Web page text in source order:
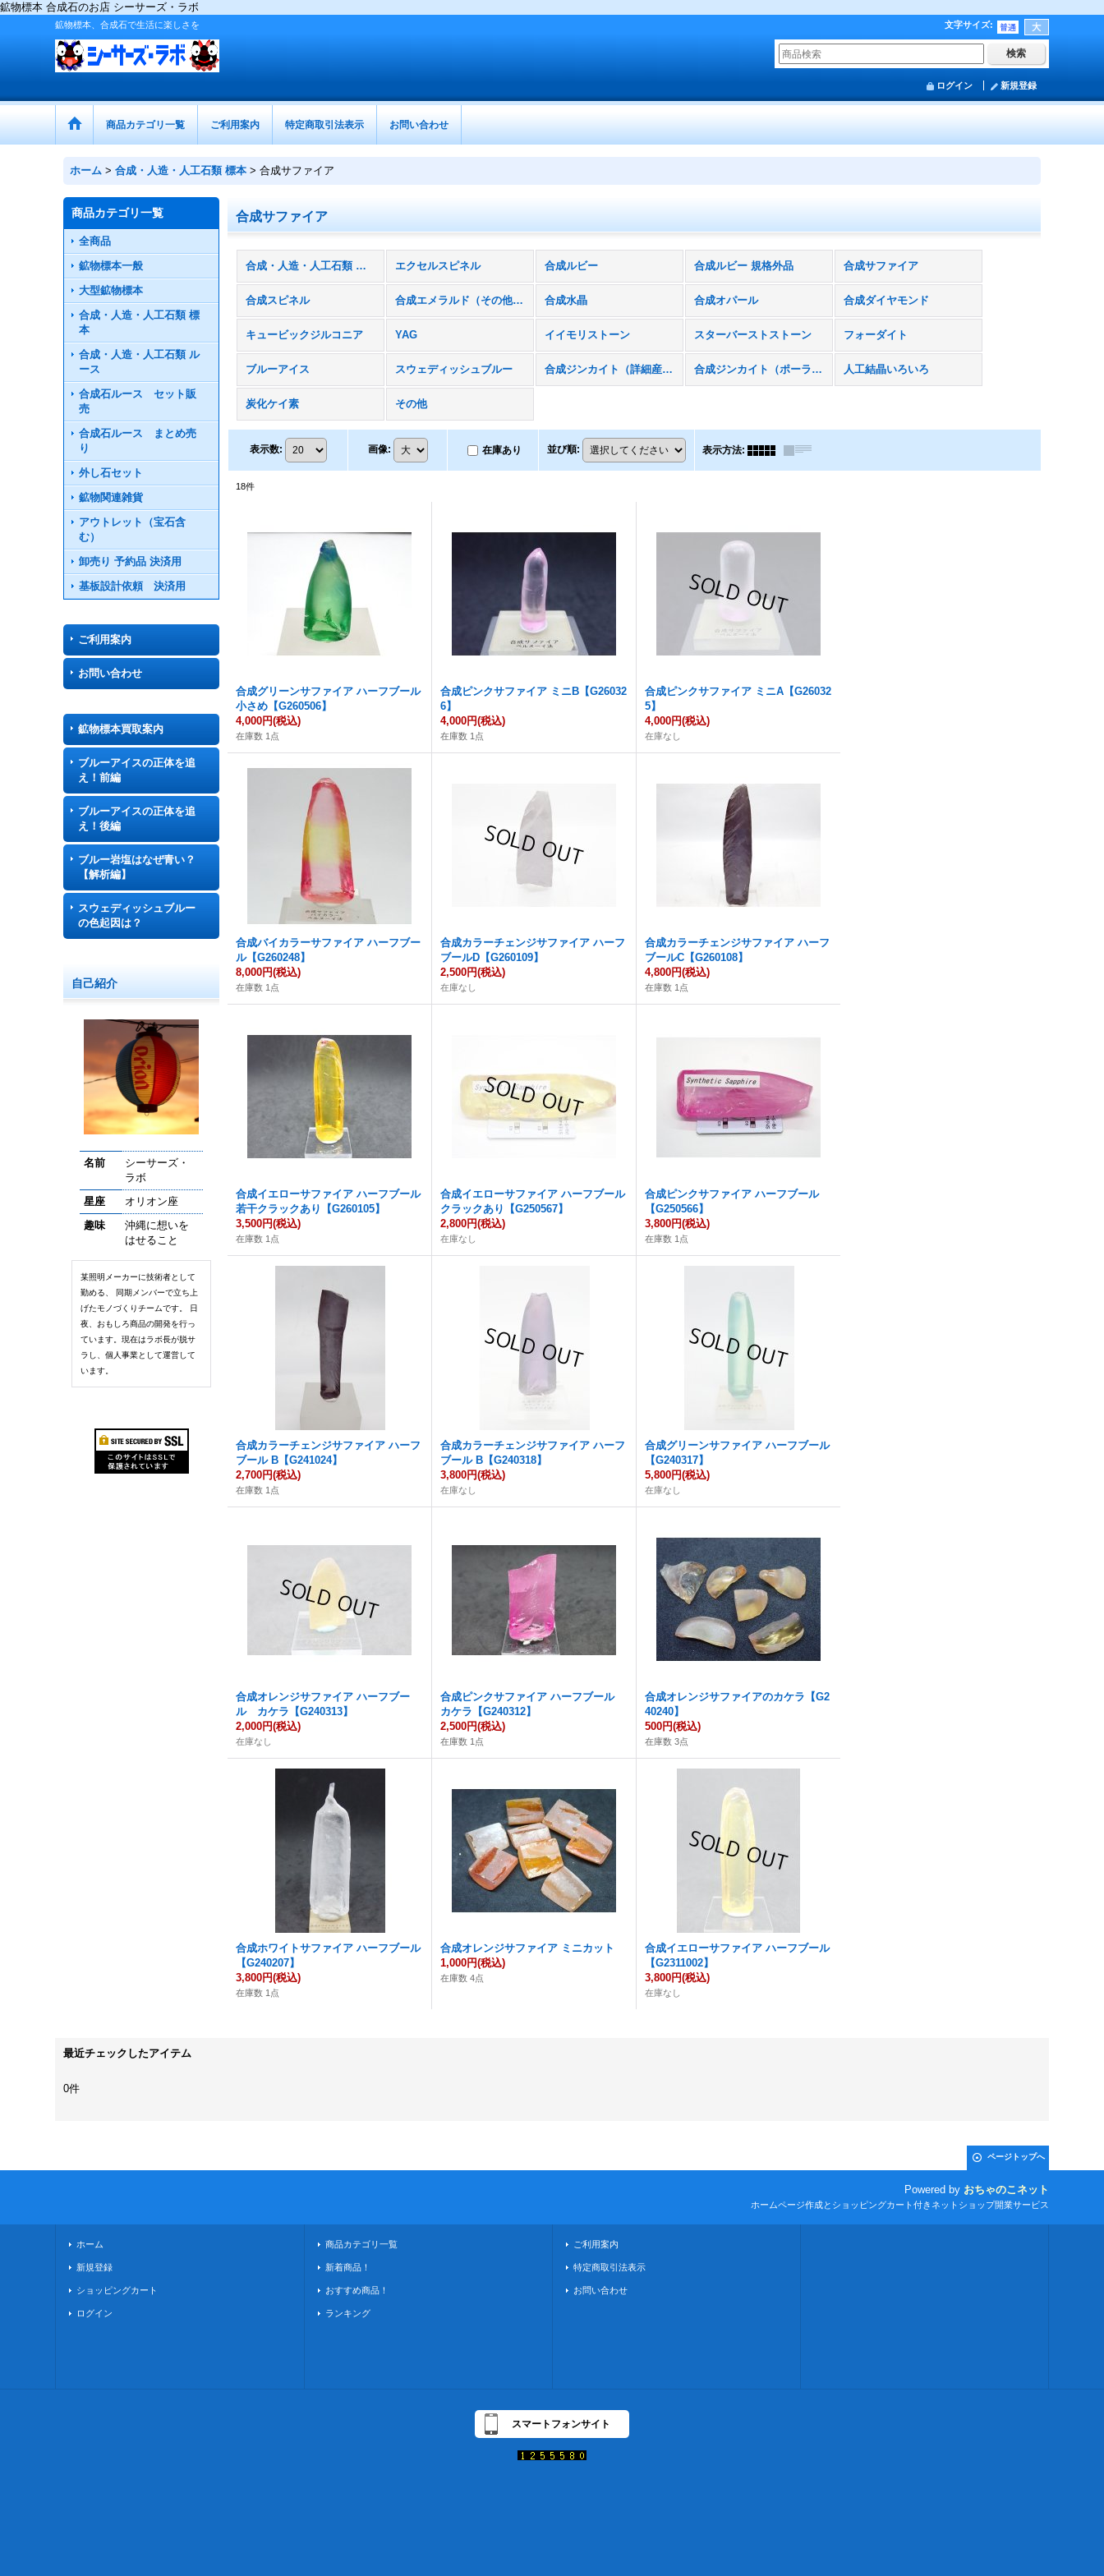
鉱物標本 合成石のお店 シーサーズ・ラボ
鉱物標本、合成石で生活に楽しさを 文字サイズ:
ログイン 新規登録
商品カテゴリ一覧 ご利用案内 特定商取引法表示 お問い合わせ
ホーム > 合成・人造・人工石類 標本 > 合成サファイア
商品カテゴリ一覧
全商品
鉱物標本一般
大型鉱物標本
合成・人造・人工石類 標
本
合成・人造・人工石類 ル
ース
合成石ルース セット販
売
合成石ルース まとめ売
り
外し石セット
鉱物関連雑貨
アウトレット（宝石含
む）
卸売り 予約品 決済用
基板設計依頼 決済用
ご利用案内
お問い合わせ
鉱物標本買取案内
ブルーアイスの正体を追
え！前編
ブルーアイスの正体を追
え！後編
ブルー岩塩はなぜ青い？
【解析編】
スウェディッシュブルー
の色起因は？
自己紹介
名前
シーサーズ・
ラボ
星座
オリオン座
趣味
沖縄に想いを
はせること
某照明メーカーに技術者として
勤める、 同期メンバーで立ち上
げたモノづくりチームです。 日
夜、おもしろ商品の開発を行っ
ています。現在はラボ長が脱サ
ラし、個人事業として運営して
います。
合成サファイア
合成・人造・人工石類 標本 (全商品) エクセルスピネル 合成ルビー 合成ルビー 規格外品 合成サファイア
合成スピネル 合成エメラルド（その他ベリル含む） 合成水晶 合成オパール 合成ダイヤモンド
キュービックジルコニア YAG イイモリストーン スターバーストストーン フォーダイト
ブルーアイス スウェディッシュブルー 合成ジンカイト（詳細産地不明） 合成ジンカイト（ポーランド産） 人工結晶いろいろ
炭化ケイ素 その他
表示数: 画像: 在庫あり 並び順: 表示方法:
18件
合成グリーンサファイア ハーフブール
小さめ【G260506】
4,000円(税込)
在庫数 1点
合成ピンクサファイア ミニB【G26032
6】
4,000円(税込)
在庫数 1点
合成ピンクサファイア ミニA【G26032
5】
4,000円(税込)
在庫なし
合成バイカラーサファイア ハーフブー
ル【G260248】
8,000円(税込)
在庫数 1点
合成カラーチェンジサファイア ハーフ
ブールD【G260109】
2,500円(税込)
在庫なし
合成カラーチェンジサファイア ハーフ
ブールC【G260108】
4,800円(税込)
在庫数 1点
合成イエローサファイア ハーフブール
若干クラックあり【G260105】
3,500円(税込)
在庫数 1点
合成イエローサファイア ハーフブール
クラックあり【G250567】
2,800円(税込)
在庫なし
合成ピンクサファイア ハーフブール
【G250566】
3,800円(税込)
在庫数 1点
合成カラーチェンジサファイア ハーフ
ブール B【G241024】
2,700円(税込)
在庫数 1点
合成カラーチェンジサファイア ハーフ
ブール B【G240318】
3,800円(税込)
在庫なし
合成グリーンサファイア ハーフブール
【G240317】
5,800円(税込)
在庫なし
合成オレンジサファイア ハーフブー
ル カケラ【G240313】
2,000円(税込)
在庫なし
合成ピンクサファイア ハーフブール
カケラ【G240312】
2,500円(税込)
在庫数 1点
合成オレンジサファイアのカケラ【G2
40240】
500円(税込)
在庫数 3点
合成ホワイトサファイア ハーフブール
【G240207】
3,800円(税込)
在庫数 1点
合成オレンジサファイア ミニカット
1,000円(税込)
在庫数 4点
合成イエローサファイア ハーフブール
【G2311002】
3,800円(税込)
在庫なし
最近チェックしたアイテム
0件
ページトップへ
Powered by おちゃのこネット
ホームページ作成とショッピングカート付きネットショップ開業サービス
ホーム
新規登録
ショッピングカート
ログイン
商品カテゴリ一覧
新着商品！
おすすめ商品！
ランキング
ご利用案内
特定商取引法表示
お問い合わせ
スマートフォンサイト